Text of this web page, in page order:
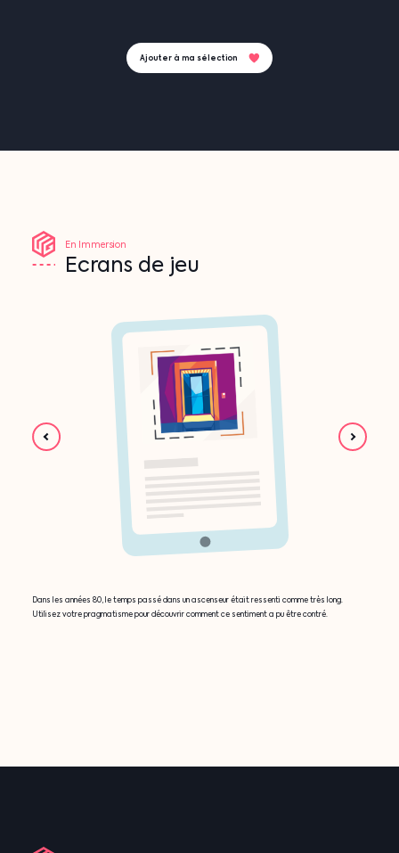
Ajouter à ma sélection
En Immersion
Ecrans de jeu
Dans les années 80, le temps passé dans un ascenseur était ressenti comme très long.
Utilisez votre pragmatisme pour découvrir comment ce sentiment a pu être contré.